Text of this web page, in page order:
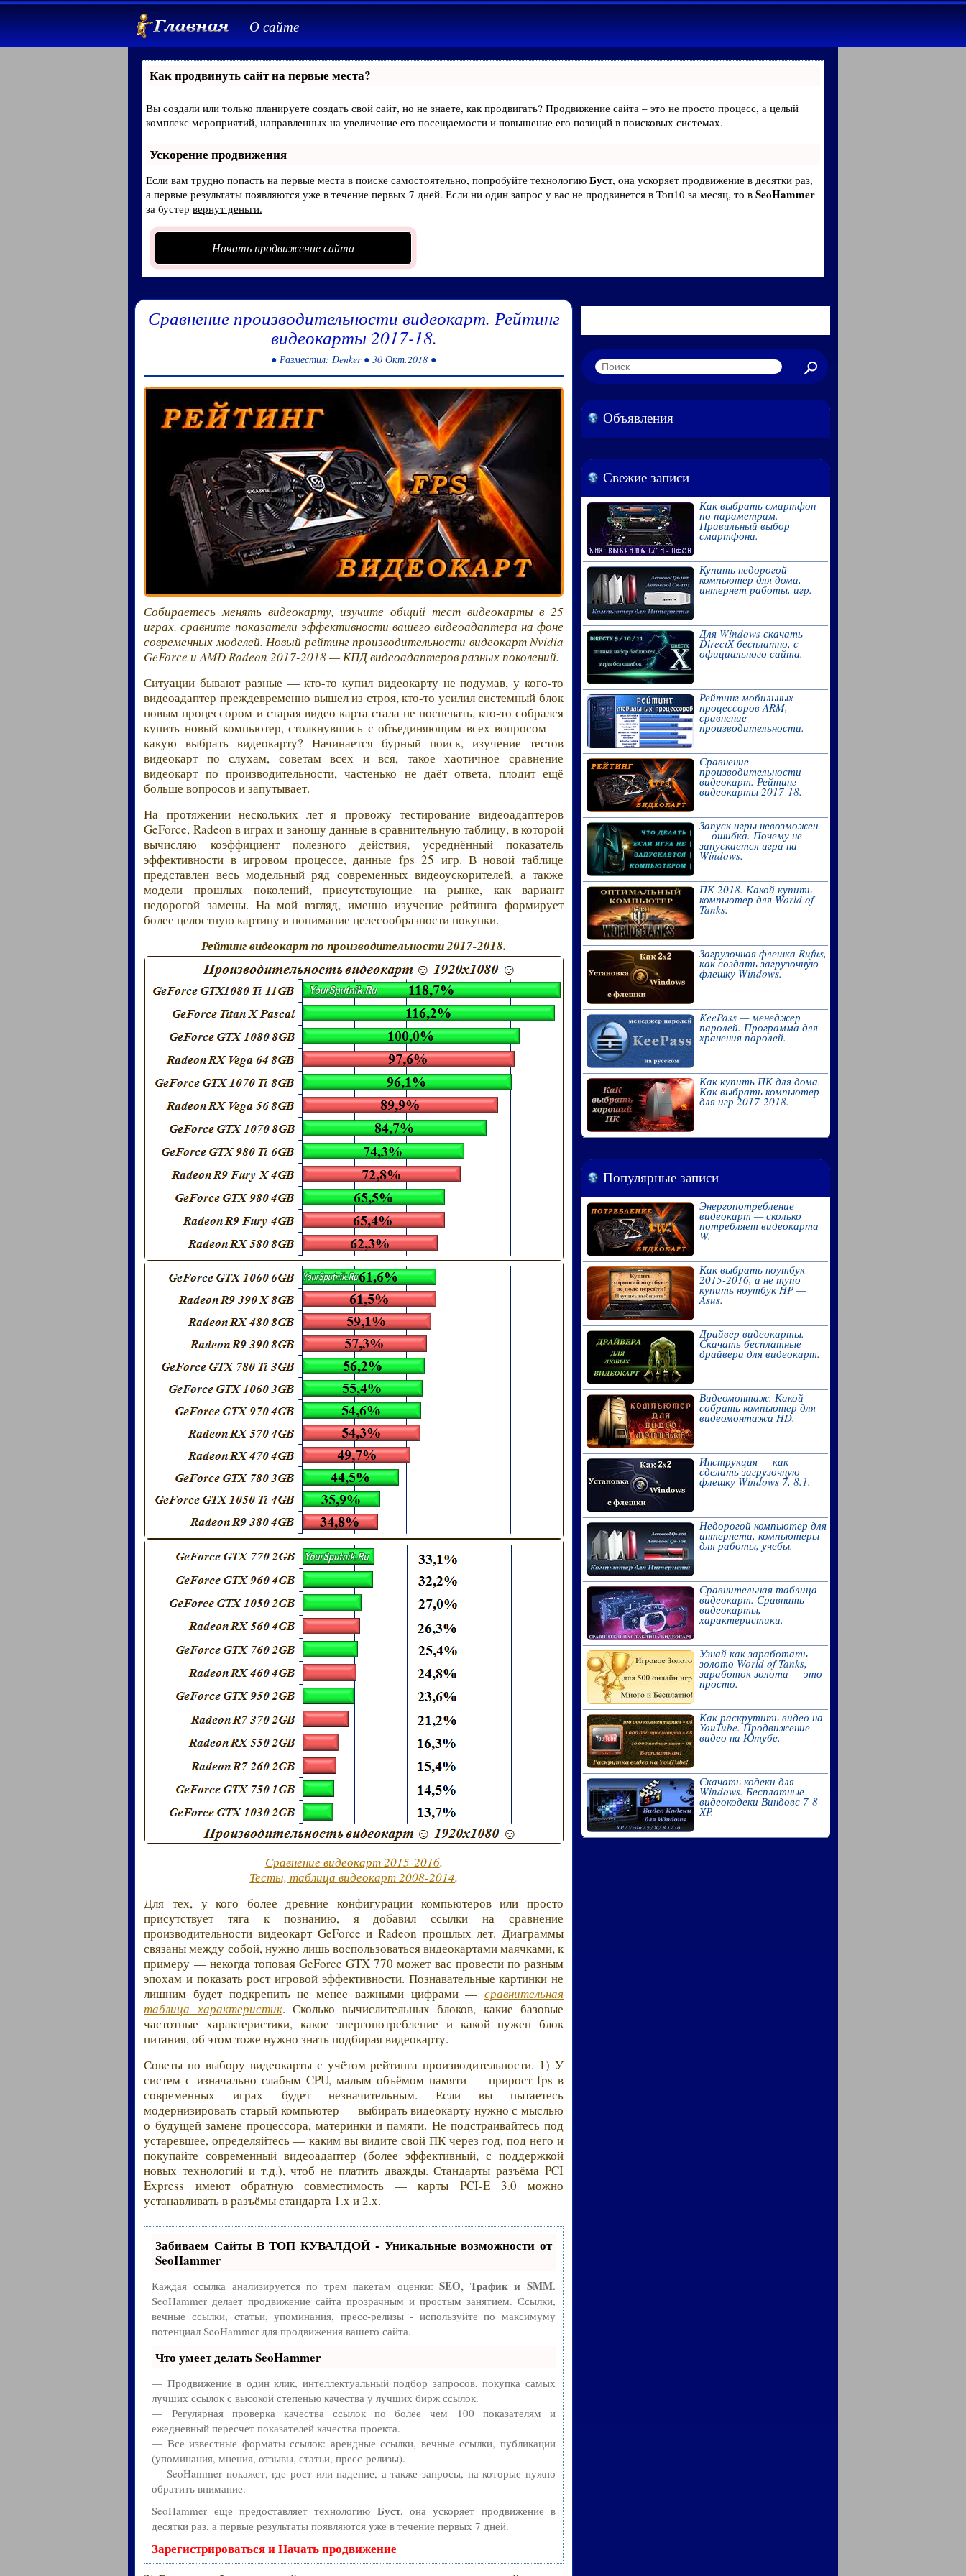
О сайте
Как продвинуть сайт на первые места?
Вы создали или только планируете создать свой сайт, но не знаете, как продвигать? Продвижение сайта – это не просто процесс, а целый
комплекс мероприятий, направленных на увеличение его посещаемости и повышение его позиций в поисковых системах.
Ускорение продвижения
Если вам трудно попасть на первые места в поиске самостоятельно, попробуйте технологию Буст, она ускоряет продвижение в десятки раз,
а первые результаты появляются уже в течение первых 7 дней. Если ни один запрос у вас не продвинется в Топ10 за месяц, то в SeoHammer
за бустер вернут деньги.
Начать продвижение сайта
Сравнение производительности видеокарт. Рейтинг
видеокарты 2017-18.
● Разместил: Denker ● 30 Окт.2018 ●
Собираетесь менять видеокарту, изучите общий тест видеокарты в 25
играх, сравните показатели эффективности вашего видеоадаптера на фоне
современных моделей. Новый рейтинг производительности видеокарт Nvidia
GeForce и AMD Radeon 2017-2018 — КПД видеоадаптеров разных поколений.
Ситуации бывают разные — кто-то купил видеокарту не подумав, у кого-то
видеоадаптер преждевременно вышел из строя, кто-то усилил системный блок
новым процессором и старая видео карта стала не поспевать, кто-то собрался
купить новый компьютер, столкнувшись с объединяющим всех вопросом —
какую выбрать видеокарту? Начинается бурный поиск, изучение тестов
видеокарт по слухам, советам всех и вся, такое хаотичное сравнение
видеокарт по производительности, частенько не даёт ответа, плодит ещё
больше вопросов и запутывает.
На протяжении нескольких лет я провожу тестирование видеоадаптеров
GeForce, Radeon в играх и заношу данные в сравнительную таблицу, в которой
вычисляю коэффициент полезного действия, усреднённый показатель
эффективности в игровом процессе, данные fps 25 игр. В новой таблице
представлен весь модельный ряд современных видеоускорителей, а также
модели прошлых поколений, присутствующие на рынке, как вариант
недорогой замены. На мой взгляд, именно изучение рейтинга формирует
более целостную картину и понимание целесообразности покупки.
Рейтинг видеокарт по производительности 2017-2018.
Сравнение видеокарт 2015-2016.
Тесты, таблица видеокарт 2008-2014.
Для тех, у кого более древние конфигурации компьютеров или просто
присутствует тяга к познанию, я добавил ссылки на сравнение
производительности видеокарт GeForce и Radeon прошлых лет. Диаграммы
связаны между собой, нужно лишь воспользоваться видеокартами маячками, к
примеру — некогда топовая GeForce GTX 770 может вас провести по разным
эпохам и показать рост игровой эффективности. Познавательные картинки не
лишним будет подкрепить не менее важными цифрами — сравнительная
таблица характеристик. Сколько вычислительных блоков, какие базовые
частотные характеристики, какое энергопотребление и какой нужен блок
питания, об этом тоже нужно знать подбирая видеокарту.
Советы по выбору видеокарты с учётом рейтинга производительности. 1) У
систем с изначально слабым CPU, малым объёмом памяти — прирост fps в
современных играх будет незначительным. Если вы пытаетесь
модернизировать старый компьютер — выбирать видеокарту нужно с мыслью
о будущей замене процессора, материнки и памяти. Не подстраивайтесь под
устаревшее, определяйтесь — каким вы видите свой ПК через год, под него и
покупайте современный видеоадаптер (более эффективный, с поддержкой
новых технологий и т.д.), чтоб не платить дважды. Стандарты разъёма PCI
Express имеют обратную совместимость — карты PCI-E 3.0 можно
устанавливать в разъёмы стандарта 1.x и 2.x.
Забиваем Сайты В ТОП КУВАЛДОЙ - Уникальные возможности от
SeoHammer
Каждая ссылка анализируется по трем пакетам оценки:SEO, Трафик и SMM.
SeoHammer делает продвижение сайта прозрачным и простым занятием. Ссылки,
вечные ссылки, статьи, упоминания, пресс-релизы - используйте по максимуму
потенциал SeoHammer для продвижения вашего сайта.
Что умеет делать SeoHammer
— Продвижение в один клик, интеллектуальный подбор запросов, покупка самых
лучших ссылок с высокой степенью качества у лучших бирж ссылок.
— Регулярная проверка качества ссылок по более чем 100 показателям и
ежедневный пересчет показателей качества проекта.
— Все известные форматы ссылок: арендные ссылки, вечные ссылки, публикации
(упоминания, мнения, отзывы, статьи, пресс-релизы).
— SeoHammer покажет, где рост или падение, а также запросы, на которые нужно
обратить внимание.
SeoHammer еще предоставляет технологию Буст, она ускоряет продвижение в
десятки раз, а первые результаты появляются уже в течение первых 7 дней.
Зарегистрироваться и Начать продвижение
Объявления
Свежие записи
Как выбрать смартфон
по параметрам.
Правильный выбор
смартфона.
Купить недорогой
компьютер для дома,
интернет работы, игр.
Для Windows скачать
DirectX бесплатно, с
официального сайта.
Рейтинг мобильных
процессоров ARM,
сравнение
производительности.
Сравнение
производительности
видеокарт. Рейтинг
видеокарты 2017-18.
Запуск игры невозможен
— ошибка. Почему не
запускается игра на
Windows.
ПК 2018. Какой купить
компьютер для World of
Tanks.
Загрузочная флешка Rufus,
как создать загрузочную
флешку Windows.
KeePass — менеджер
паролей. Программа для
хранения паролей.
Как купить ПК для дома.
Как выбрать компьютер
для игр 2017-2018.
Популярные записи
Энергопотребление
видеокарт — сколько
потребляет видеокарта
W.
Как выбрать ноутбук
2015-2016, а не тупо
купить ноутбук HP —
Asus.
Драйвер видеокарты.
Скачать бесплатные
драйвера для видеокарт.
Видеомонтаж. Какой
собрать компьютер для
видеомонтажа HD.
Инструкция — как
сделать загрузочную
флешку Windows 7, 8.1.
Недорогой компьютер для
интернета, компьютеры
для работы, учебы.
Сравнительная таблица
видеокарт. Сравнить
видеокарты,
характеристики.
Узнай как заработать
золото World of Tanks,
заработок золота — это
просто.
Как раскрутить видео на
YouTube. Продвижение
видео на Ютубе.
Скачать кодеки для
Windows. Бесплатные
видеокодеки Виндовс 7-8-
XP.